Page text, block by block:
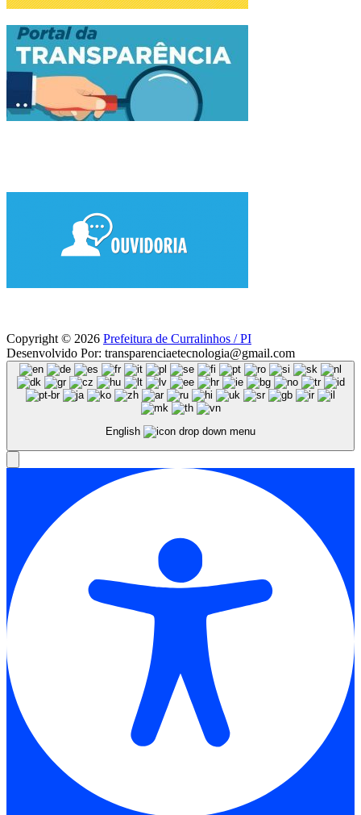
Copyright © 2026 Prefeitura de Curralinhos / PI
Desenvolvido Por: transparenciaetecnologia@gmail.com
English